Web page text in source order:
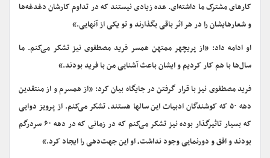
کارهای مشترک ما داشته‌ای. عده زیادی نیستند که در تداوم کارشان دغدغه‌ها
و شعارهایشان را در هر اثر باقی بگذارند و تو یکی از آنهایی.»
او ادامه داد: «از پریچهر ممتهن همسر فرید مصطفوی نیز تشکر می‌کنم. ما
سال‌ها با هم کار کردیم و ایشان باعث آشنایی من با فرید بودند.»
فرید مصطفوی نیز با قرار گرفتن در جایگاه بیان کرد: «از همسرم و از منتقدین
دهه ۵۰ که کوشندگان ادبیات این سالها هستند، تشکر می‌کنم. از پرویز دوایی
که بسیار تاثیرگذار بوده نیز تشکر می‌کنم که در زمانی که در دهه ۶۰ سردرگم
بودند و افق و دورنمایی وجود نداشت، او این جهت‌دهی را ایجاد کرد.»